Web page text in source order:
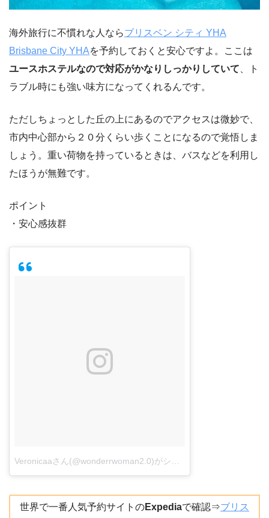
海外旅行に不慣れな人ならブリスベン シティ YHA
Brisbane City YHAを予約しておくと安心ですよ。ここは
ユースホステルなので対応がかなりしっかりしていて 、ト
ラブル時にも強い味方になってくれるんです。
ただしちょっとした丘の上にあるのでアクセスは微妙で、
市内中心部から２０分くらい歩くことになるので覚悟しま
しょう。重い荷物を持っているときは、バスなどを利用し
たほうが無難です。
ポイント
・安心感抜群
世界で一番人気予約サイトのExpediaで確認⇒ブリス